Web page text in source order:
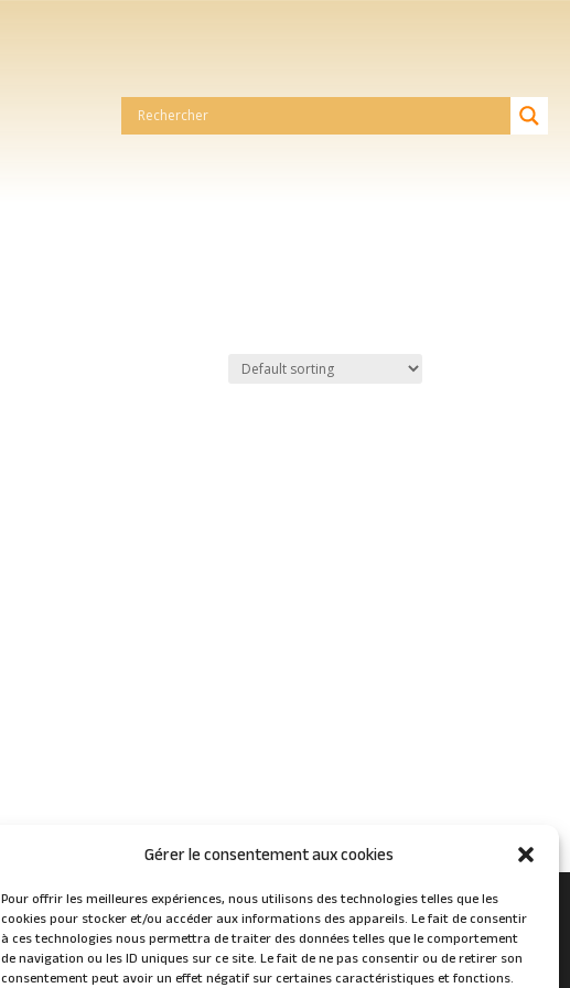
Gérer le consentement aux cookies
Pour offrir les meilleures expériences, nous utilisons des technologies telles que les
cookies pour stocker et/ou accéder aux informations des appareils. Le fait de consentir
à ces technologies nous permettra de traiter des données telles que le comportement
de navigation ou les ID uniques sur ce site. Le fait de ne pas consentir ou de retirer son
consentement peut avoir un effet négatif sur certaines caractéristiques et fonctions.